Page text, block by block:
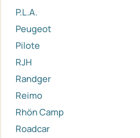
P.L.A.
Peugeot
Pilote
RJH
Randger
Reimo
Rhön Camp
Roadcar